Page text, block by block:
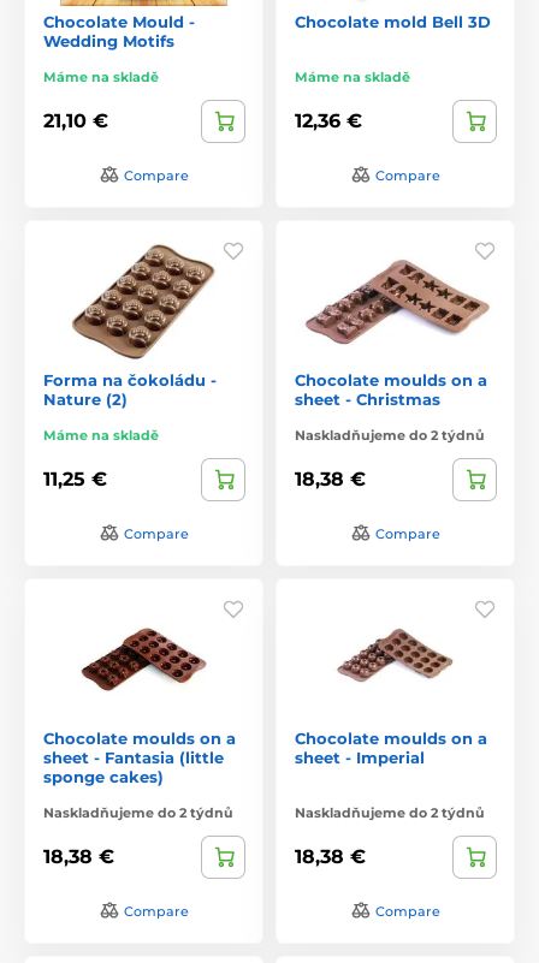
Chocolate Mould -
Wedding Motifs
Máme na skladě
21,10 €
Compare
Chocolate mold Bell 3D
Máme na skladě
12,36 €
Compare
Forma na čokoládu -
Nature (2)
Máme na skladě
11,25 €
Compare
Chocolate moulds on a
sheet - Christmas
Naskladňujeme do 2 týdnů
18,38 €
Compare
Chocolate moulds on a
sheet - Fantasia (little
sponge cakes)
Naskladňujeme do 2 týdnů
18,38 €
Compare
Chocolate moulds on a
sheet - Imperial
Naskladňujeme do 2 týdnů
18,38 €
Compare